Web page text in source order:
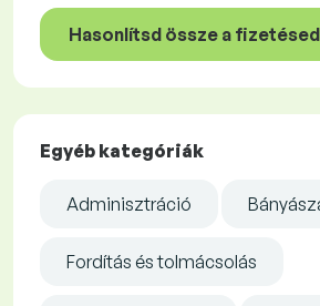
Hasonlítsd össze a
Egyéb kategóriák
Adminisztráció
Fordítás és tolmácsolás